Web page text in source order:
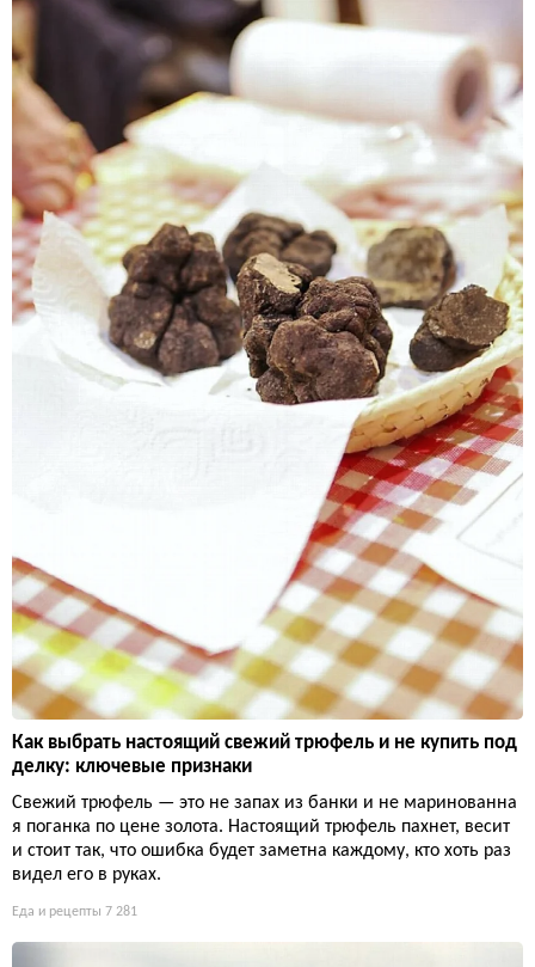
Как выбрать настоящий свежий трюфель и не купить под
делку: ключевые признаки
Свежий трюфель — это не запах из банки и не маринованна
я поганка по цене золота. Настоящий трюфель пахнет, весит
и стоит так, что ошибка будет заметна каждому, кто хоть раз
видел его в руках.
Еда и рецепты 7 281